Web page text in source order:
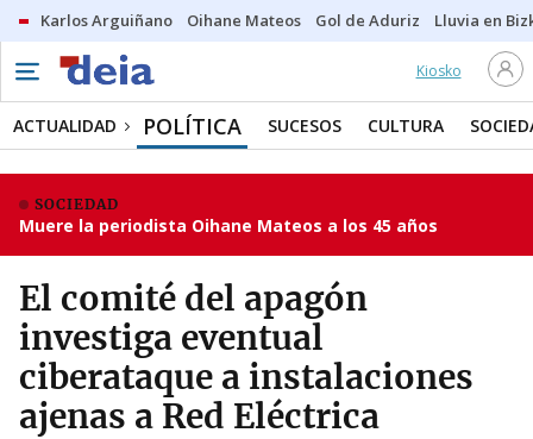
Karlos Arguiñano Oihane Mateos Gol de Aduriz Lluvia en
Kiosko
ACTUALIDAD POLÍTICA SUCESOS CULTURA
SOCIEDAD
Muere la periodista Oihane Mateos a los 45 años
El comité del apagón
investiga eventual
ciberataque a instalaciones
ajenas a Red Eléctrica